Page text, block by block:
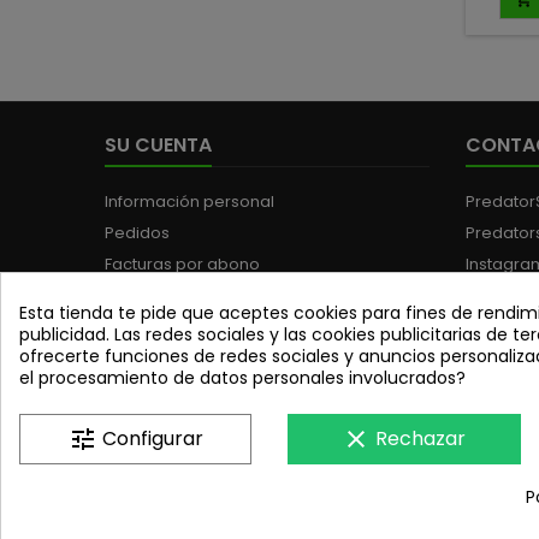
SU CUENTA
Información personal
Pedidos
Facturas por abono
Cupones de descuento
Tus ajustes de cookies
Email:
Esta tienda te pide que aceptes cookies para fines de
publicidad. Las redes sociales y las cookies publicitarias de
ofrecerte funciones de redes sociales y anuncios
el procesamiento de datos personales involucrados?
tune Configurar clear Rechazar